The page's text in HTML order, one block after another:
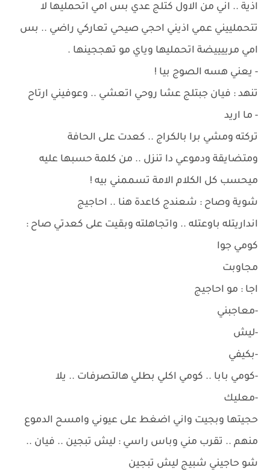
اذية .. اني من الاول كتلج عدي بس امي اتحمليها لا
تتحملييني عمي اذيني احجي صيحي تعاركي راضي .. بس
امي مرييييضة اتحمليها وياي مو تهججينها .
- يعني هسه الصوج بيا !
تنهد : فيان جبتلج عشا روحي اتعشي .. وعوفيني ارتاح
- ما اريد
تركته ومشي برا بالكراج .. كعدت على الحافة
ومتضايقة ودموعي دا تنزل .. من كلمة حسبها عليه
ميحسب كل الكلام الامة تسممني بيه !
شوية وصاح : شعندج كاعدة هنا .. احاجيج
انداريتله باوعتله .. واتجاهلته وبقيت على كعدتي صاح :
كومي جوا
مجاوبت
اجا : مو احاجيج
-معاجبني
-ليش
-بكيفي
-كومي بابا .. كومي اكلي بطلي هالتصرفات .. يلا
-معليك
حجيتها وبجيت واني اضغط على عيوني وامسح الدموع
منهم .. تقرب مني وباس راسي : ليش تبجين .. فيان ..
شو حاجيني شبيج ليش تبجين